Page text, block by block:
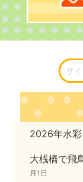
2026年水
大桟橋で飛
月1日